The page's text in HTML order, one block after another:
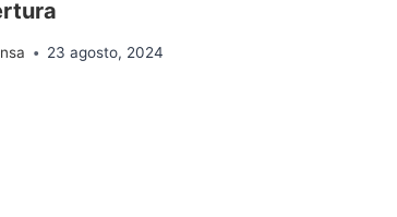
23 agosto, 2024